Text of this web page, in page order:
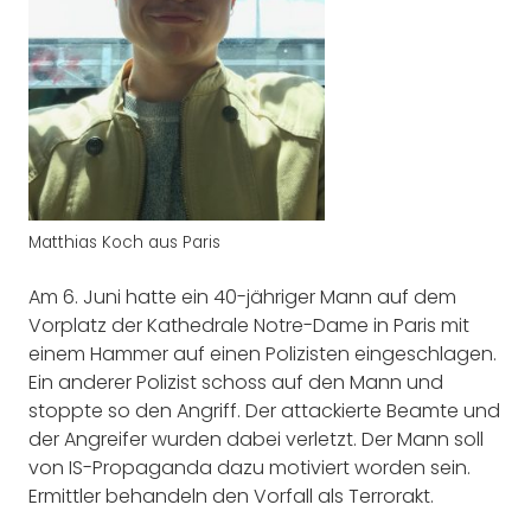
Matthias Koch aus Paris
Am 6. Juni hatte ein 40-jähriger Mann auf dem
Vorplatz der Kathedrale Notre-Dame in Paris mit
einem Hammer auf einen Polizisten eingeschlagen.
Ein anderer Polizist schoss auf den Mann und
stoppte so den Angriff. Der attackierte Beamte und
der Angreifer wurden dabei verletzt. Der Mann soll
von IS-Propaganda dazu motiviert worden sein.
Ermittler behandeln den Vorfall als Terrorakt.